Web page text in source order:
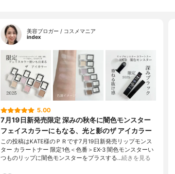
美容ブロガー / コスメマニア
index
5.00
7月19日新発売限定 深みの秋冬に闇色モンスター
フェイスカラーにもなる、光と影のザ アイカラー
この投稿はKATE様のＰＲです7月19日新発売リップモンス
ター カラートナー 限定1色＜色番＞EX-3 闇色モンスターい
つものリップに闇色モンスターをプラスする…続きを見る